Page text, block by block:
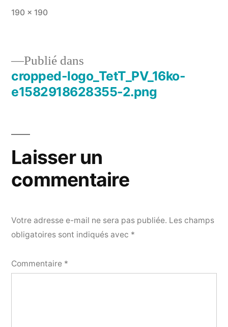
Taille
190 × 190
Navigation
l’article
Publié dans
cropped-logo_TetT_PV_16ko-
e1582918628355-2.png
Laisser un
commentaire
Votre adresse e-mail ne sera pas publiée. Les champs
obligatoires sont indiqués avec *
Commentaire *